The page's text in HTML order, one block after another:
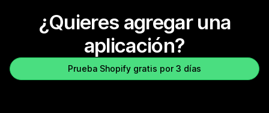
¿Quieres agregar una
aplicación?
Prueba Shopify gratis por 3 días